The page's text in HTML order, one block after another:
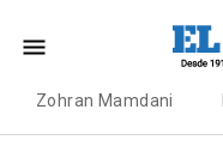
Zohran Mamdani